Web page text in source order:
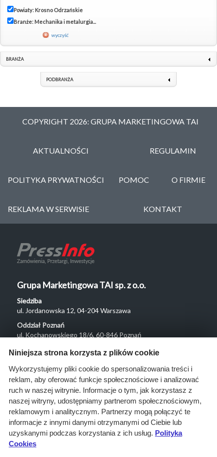
Powiaty: Krosno Odrzańskie
Branże: Mechanika i metalurgia...
wyczyść
BRANŻA
PODBRANŻA
COPYRIGHT 2026: GRUPA MARKETINGOWA TAI
AKTUALNOŚCI REGULAMIN
POLITYKA PRYWATNOŚCI POMOC O FIRMIE
REKLAMA W SERWISIE KONTAKT
Grupa Marketingowa TAI sp. z o.o.
Siedziba
ul. Jordanowska 12, 04-204 Warszawa
Oddział Poznań
ul. Kochanowskiego 18/6, 60-846 Poznań
Menu
O nas
Rozwiązania
Monitoring
przetargów
Raporty
przetargowe
Niniejsza strona korzysta z plików cookie
Wykorzystujemy pliki cookie do spersonalizowania treści i
reklam, aby oferować funkcje społecznościowe i analizować
ruch w naszej witrynie. Informacje o tym, jak korzystasz z
naszej witryny, udostępniamy partnerom społecznościowym,
reklamowym i analitycznym. Partnerzy mogą połączyć te
informacje z innymi danymi otrzymanymi od Ciebie lub
uzyskanymi podczas korzystania z ich usług. Polityka
Cookies